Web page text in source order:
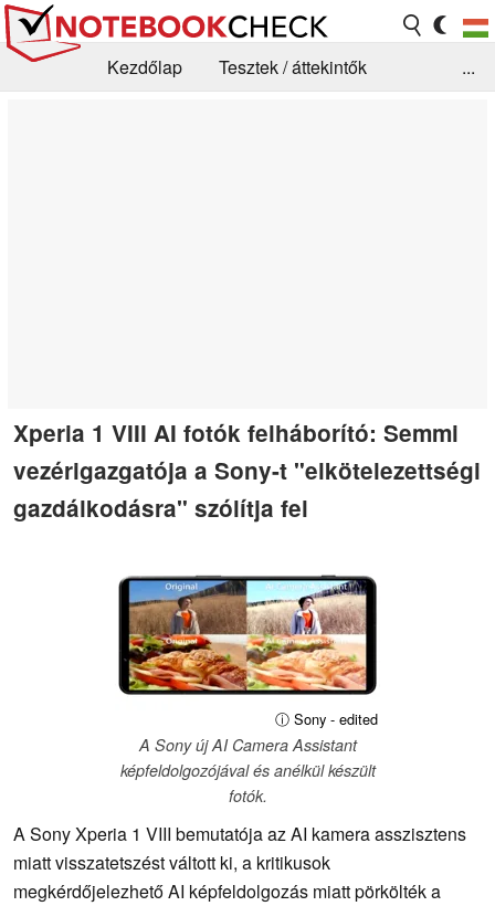
Kezdőlap
Tesztek / áttekintők
...
Xperia 1 VIII AI fotók felháborító: Semmi
vezérigazgatója a Sony-t "elkötelezettségi
gazdálkodásra" szólítja fel
ⓘ Sony - edited
A Sony új AI Camera Assistant
képfeldolgozójával és anélkül készült
fotók.
A Sony Xperia 1 VIII bemutatója az AI kamera asszisztens
miatt visszatetszést váltott ki, a kritikusok
megkérdőjelezhető AI képfeldolgozás miatt pörkölték a